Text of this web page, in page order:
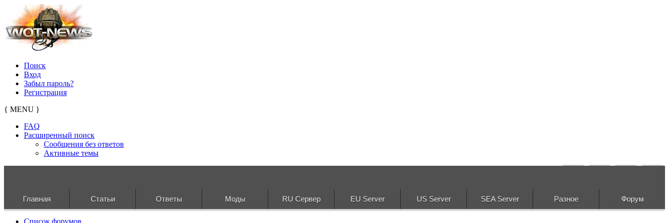
Поиск
Вход
Забыл пароль?
Регистрация
{ MENU }
FAQ
Расширенный поиск
Сообщения без ответов
Активные темы
Главная Статьи Ответы Моды RU Сервер EU Server US Server SEA Server Разное Форум
Список форумов